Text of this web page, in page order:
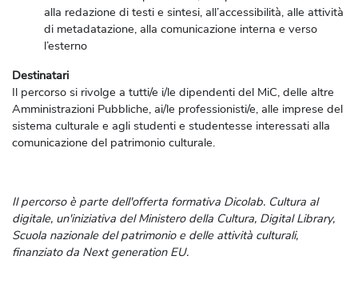
alla redazione di testi e sintesi, all’accessibilità, alle attività
di metadatazione, alla comunicazione interna e verso
l’esterno
Destinatari
Il percorso si rivolge a tutti/e i/le dipendenti del MiC, delle altre
Amministrazioni Pubbliche, ai/le professionisti/e, alle imprese del
sistema culturale e agli studenti e studentesse interessati alla
comunicazione del patrimonio culturale.
Il percorso è parte dell'offerta formativa Dicolab. Cultura al
digitale, un'iniziativa del Ministero della Cultura, Digital Library,
Scuola nazionale del patrimonio e delle attività culturali,
finanziato da Next generation EU.